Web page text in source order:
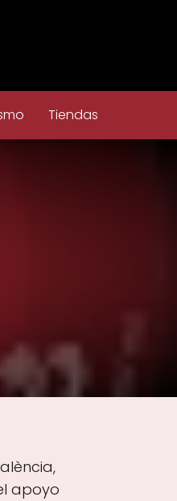
Tiendas
apoyo